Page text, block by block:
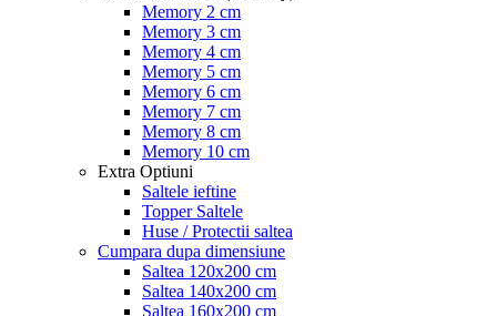
Memory 2 cm
Memory 3 cm
Memory 4 cm
Memory 5 cm
Memory 6 cm
Memory 7 cm
Memory 8 cm
Memory 10 cm
Extra Optiuni
Saltele ieftine
Topper Saltele
Huse / Protectii saltea
Cumpara dupa dimensiune
Saltea 120x200 cm
Saltea 140x200 cm
Saltea 160x200 cm